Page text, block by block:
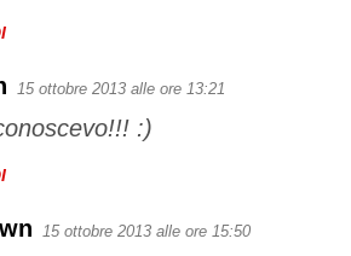
15 ottobre 2013 alle ore 13:21
:)
15 ottobre 2013 alle ore 15:50